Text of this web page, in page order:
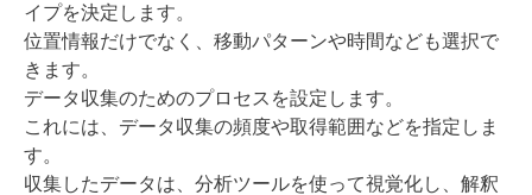
イプを決定します。
位置情報だけでなく、移動パターンや時間なども選択で
きます。
データ収集のためのプロセスを設定します。
これには、データ収集の頻度や取得範囲などを指定しま
す。
収集したデータは、分析ツールを使って視覚化し、解釈